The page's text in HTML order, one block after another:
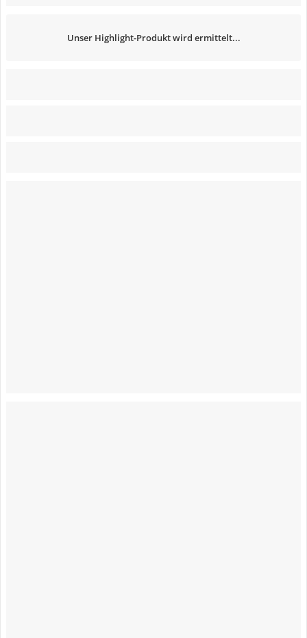
Unser Highlight-Produkt wird ermittelt...